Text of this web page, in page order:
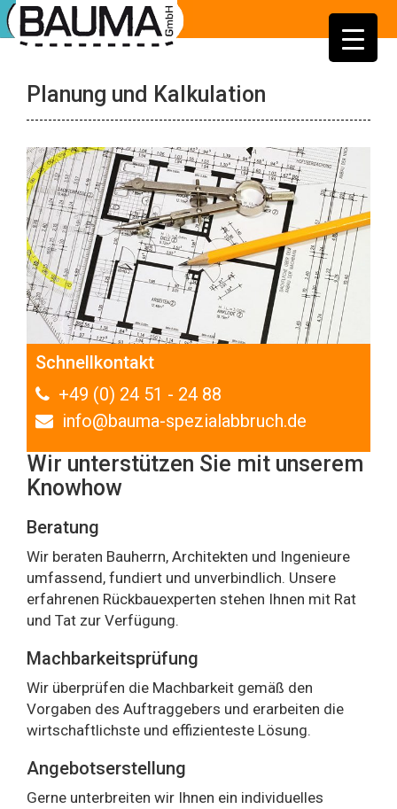
Planung und Kalkulation
Schnellkontakt
+49 (0) 24 51 - 24 88
info@bauma-spezialabbruch.de
Wir unterstützen Sie mit unserem
Knowhow
Beratung
Wir beraten Bauherrn, Architekten und Ingenieure
umfassend, fundiert und unverbindlich. Unsere
erfahrenen Rückbauexperten stehen Ihnen mit Rat
und Tat zur Verfügung.
Machbarkeitsprüfung
Wir überprüfen die Machbarkeit gemäß den
Vorgaben des Auftraggebers und erarbeiten die
wirtschaftlichste und effizienteste Lösung.
Angebotserstellung
Gerne unterbreiten wir Ihnen ein individuelles